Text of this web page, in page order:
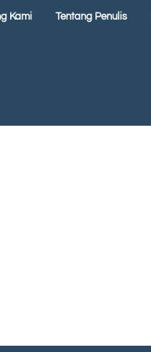
Kami Tentang Penulis